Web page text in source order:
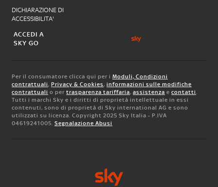
DICHIARAZIONE DI
ACCESSIBILITA'
ACCEDI A
SKY GO
Per il consumatore clicca qui per i Moduli, Condizioni
contrattuali, Privacy & Cookies, informazioni sulle modifiche
contrattuali o per trasparenza tariffaria, assistenza e contatti.
Tutti i marchi Sky e i diritti di proprietà intellettuale in essi
contenuti, sono di proprietà di Sky international AG e sono
utilizzati su licenza. Copyright 2025 Sky Italia - P.IVA
04619241005. Segnalazione Abusi